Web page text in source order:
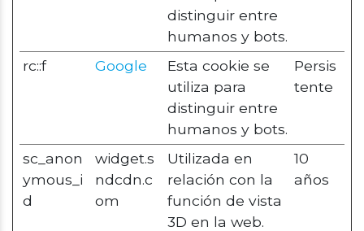
distinguir entre
humanos y bots.
rc::f Google
Esta cookie se
utiliza para
distinguir entre
humanos y bots.
Persis
tente
sc_anon
ymous_i
d
widget.s
ndcdn.c
om
Utilizada en
relación con la
función de vista
3D en la web.
10
años